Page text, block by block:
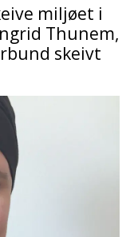
miljøet i
Thunem,
skeivt